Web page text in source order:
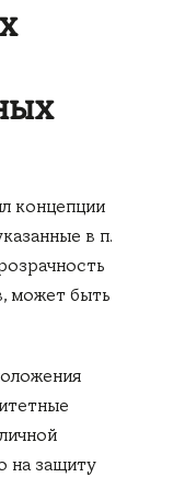
концепции
в п.
может быть
на защиту